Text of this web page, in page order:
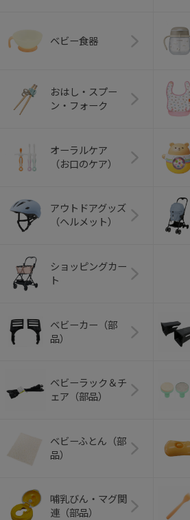
ベビー食器
おはし・スプー
ン・フォーク
オーラルケア
（お口のケア）
アウトドアグッズ
（ヘルメット）
ショッピングカー
ト
ベビーカー（部
品）
ベビーラック＆チ
ェア（部品）
ベビーふとん（部
品）
哺乳びん・マグ関
連（部品）